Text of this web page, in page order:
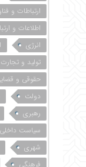
ارتباطات و
اطلاعات و
انرژی
تولید و تجارت
حقوقی و
دولت
رهبری
سیاست داخلی
شهری
فرهنگی